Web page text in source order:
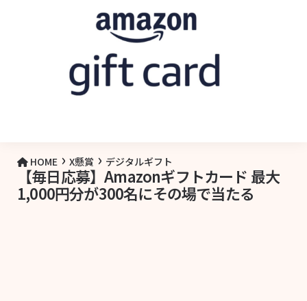
HOME › X懸賞 › デジタルギフト
【毎日応募】Amazonギフトカード 最大
1,000円分が300名にその場で当たる